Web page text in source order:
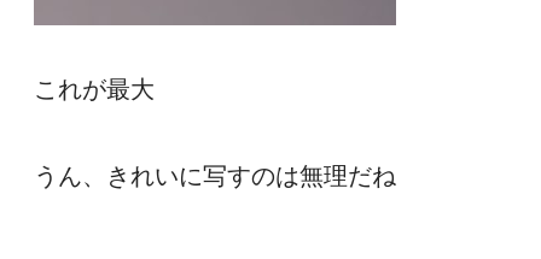
これが最大
うん、きれいに写すのは無理だね